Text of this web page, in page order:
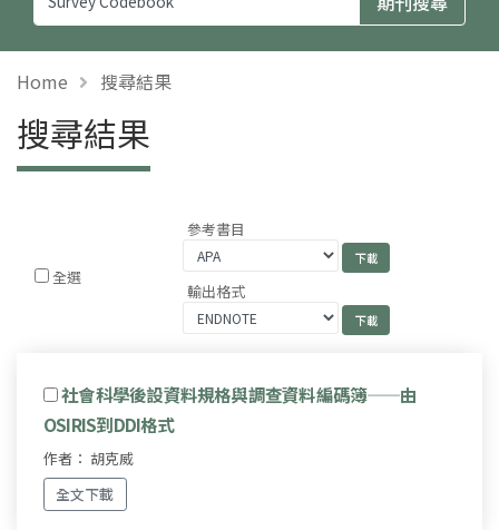
Home 搜尋結果
搜尋結果
全選
參考書目
輸出格式
社會科學後設資料規格與調查資料編碼簿——由
OSIRIS到DDI格式
作者： 胡克威
全文下載